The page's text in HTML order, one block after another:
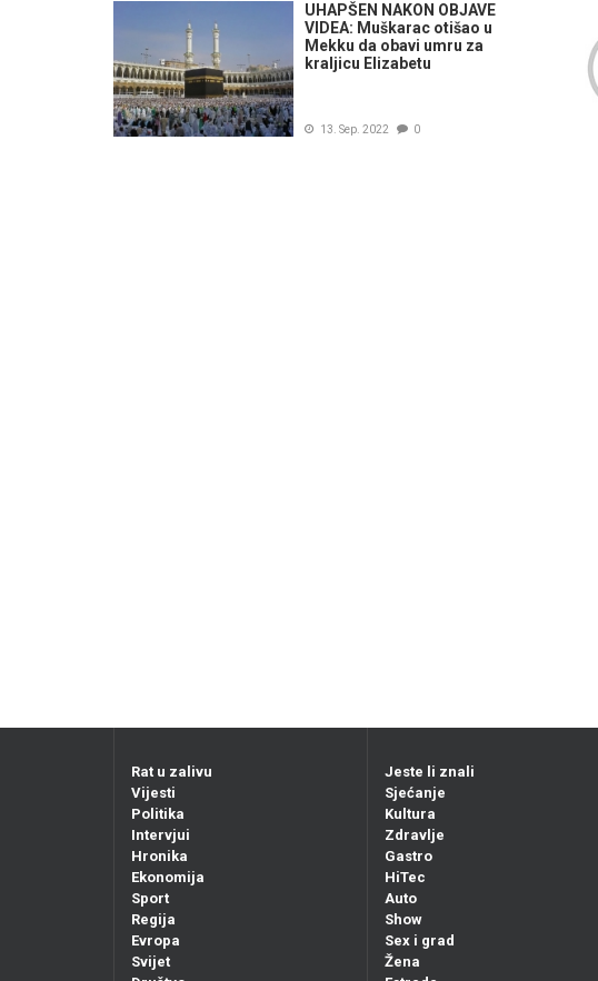
UHAPŠEN NAKON OBJAVE
VIDEA: Muškarac otišao u
Mekku da obavi umru za
kraljicu Elizabetu
13. Sep. 2022 0
Rat u zalivu
Vijesti
Politika
Intervjui
Hronika
Ekonomija
Sport
Regija
Evropa
Svijet
Jeste li znali
Sjećanje
Kultura
Zdravlje
Gastro
HiTec
Auto
Show
Sex i grad
Žena